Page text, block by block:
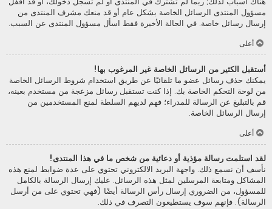
مسؤول المنتدى الرسائل الخاصة بشكل عام أو قد منعك مشرف المنتدى من
إرسال رسائل خاصة. في الحالة الأخيرة فقط اسأل مسؤول المنتدى عن السبب.
أعلى
أستقبل الكثير من الرسائل الخاصة غير المرغوب بها!
يمكنك حذف رسائل عضو ما تلقائيًا عن طريق استخدام شروط الرسائل الخاصة
من لوحة التحكم الخاصة بك. إذا كنت تستقبل رسائل مزعجة من مستخدم بعينه،
قم بالتبليغ عن الرسالة للمدراء؛ فهم لديهم السلطة لمنع المستخدمين من
إرسال الرسائل الخاصة.
أعلى
لقد استلمت رسالة مؤذية أو دعائية من شخص ما في هذا المنتدى!
نأسف أن نسمع ذلك. واجهة البريد الالكتروني تحتوي على عدة ضوابط لمنع هذه
المشاكل ومتابعة المرسلين لمثل هذه الرسائل. عليك إرسال الرسالة بالكامل
للمسؤول، من الضروري إرسال رأس الرسالة أيضًا (فهي تحتوي على من أرسل
الرسالة). فإنهم سوف يستطيعون التصرف في ذلك.